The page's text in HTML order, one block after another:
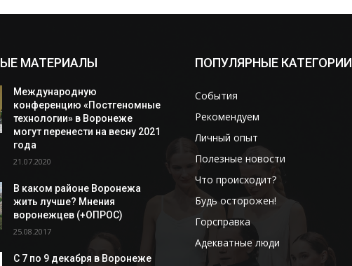
МАТЕРИАЛЫ
Международную
конференцию «Постгеномные
технологии» в Воронеже
могут перенести на весну 2021
года
21.07.2020
В каком районе Воронежа
жить лучше? Мнения
воронежцев (+ОПРОС)
25.08.2017
С 7 по 9 декабря в Воронеже
ПОПУЛЯРНЫЕ КАТЕГОРИИ
События
Рекомендуем
Личный опыт
Полезные новости
Что происходит?
Будь осторожен!
Горсправка
Адекватные люди